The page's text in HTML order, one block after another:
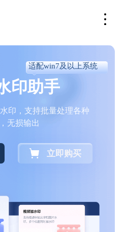
印助手
适配win7及以上系统
印，支持批量处理各种
无损输出
立即购买